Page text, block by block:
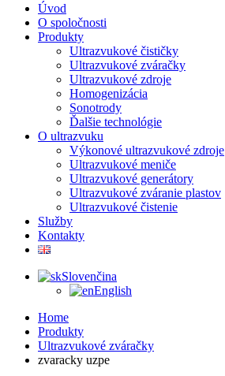
Úvod
O spoločnosti
Produkty
Ultrazvukové čističky
Ultrazvukové zváračky
Ultrazvukové zdroje
Homogenizácia
Sonotrody
Ďalšie technológie
O ultrazvuku
Výkonové ultrazvukové zdroje
Ultrazvukové meniče
Ultrazvukové generátory
Ultrazvukové zváranie plastov
Ultrazvukové čistenie
Služby
Kontakty
Slovenčina
English
Home
Produkty
Ultrazvukové zváračky
zvaracky uzpe